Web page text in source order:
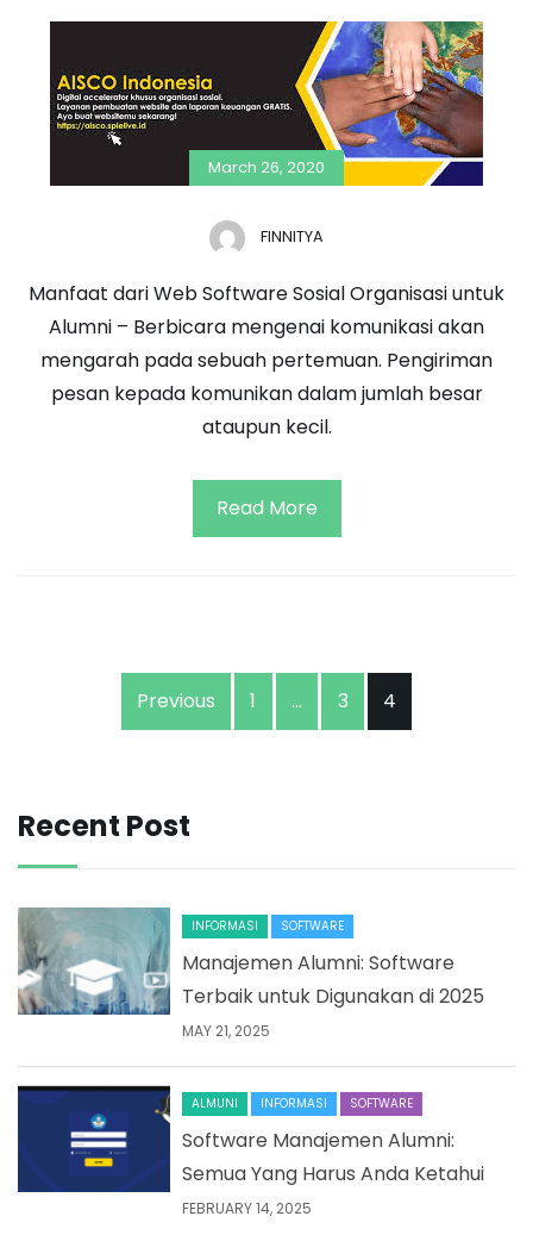
March 26, 2020
FINNITYA
Manfaat dari Web Software Sosial Organisasi untuk
Alumni – Berbicara mengenai komunikasi akan
mengarah pada sebuah pertemuan. Pengiriman
pesan kepada komunikan dalam jumlah besar
ataupun kecil.
Read More
Posts
navigation
Previous 1 … 3 4
Recent Post
INFORMASI SOFTWARE
Manajemen Alumni: Software
Terbaik untuk Digunakan di 2025
MAY 21, 2025
ALMUNI INFORMASI SOFTWARE
Software Manajemen Alumni:
Semua Yang Harus Anda Ketahui
FEBRUARY 14, 2025